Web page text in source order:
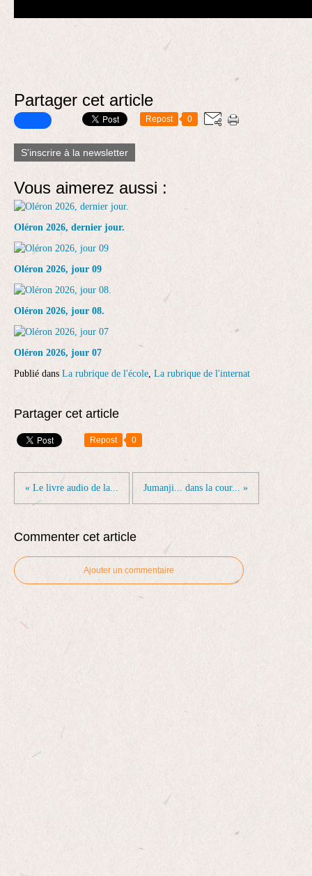
Partager cet article
Repost 0
S'inscrire à la newsletter
Vous aimerez aussi :
Oléron 2026, dernier jour.
Oléron 2026, jour 09
Oléron 2026, jour 08.
Oléron 2026, jour 07
Publié dans La rubrique de l'école, La rubrique de l'internat
Partager cet article
Repost 0
« Le livre audio de la... Jumanji... dans la cour... »
Commenter cet article
Ajouter un commentaire